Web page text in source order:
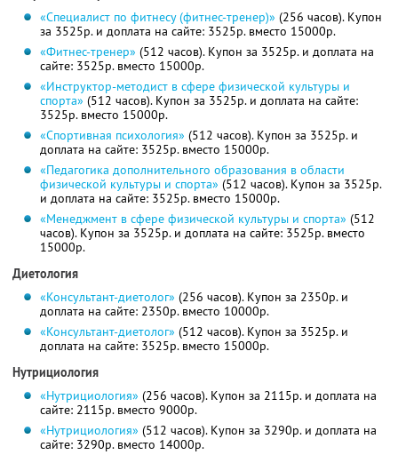
«Специалист по фитнесу (фитнес-тренер)» (256 часов). Купон
за 3525р. и доплата на сайте: 3525р. вместо 15000р.
«Фитнес-тренер» (512 часов). Купон за 3525р. и доплата на
сайте: 3525р. вместо 15000р.
«Инструктор-методист в сфере физической культуры и
спорта» (512 часов). Купон за 3525р. и доплата на сайте:
3525р. вместо 15000р.
«Спортивная психология» (512 часов). Купон за 3525р. и
доплата на сайте: 3525р. вместо 15000р.
«Педагогика дополнительного образования в области
физической культуры и спорта» (512 часов). Купон за 3525р.
и доплата на сайте: 3525р. вместо 15000р.
«Менеджмент в сфере физической культуры и спорта» (512
часов). Купон за 3525р. и доплата на сайте: 3525р. вместо
15000р.
Диетология
«Консультант-диетолог» (256 часов). Купон за 2350р. и
доплата на сайте: 2350р. вместо 10000р.
«Консультант-диетолог» (512 часов). Купон за 3525р. и
доплата на сайте: 3525р. вместо 15000р.
Нутрициология
«Нутрициология» (256 часов). Купон за 2115р. и доплата на
сайте: 2115р. вместо 9000р.
«Нутрициология» (512 часов). Купон за 3290р. и доплата на
сайте: 3290р. вместо 14000р.